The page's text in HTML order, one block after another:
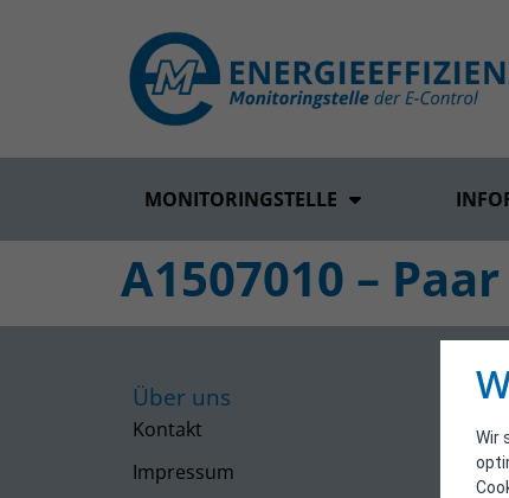
Wir
MONITORINGSTELLE
A1507010 –
Über uns
Kontakt
Impressum